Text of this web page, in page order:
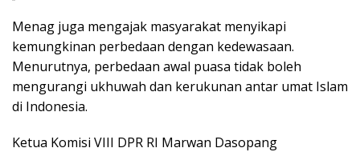
Menag juga mengajak masyarakat menyikapi
kemungkinan perbedaan dengan kedewasaan.
Menurutnya, perbedaan awal puasa tidak boleh
mengurangi ukhuwah dan kerukunan antar umat Islam
di Indonesia.
Ketua Komisi VIII DPR RI Marwan Dasopang